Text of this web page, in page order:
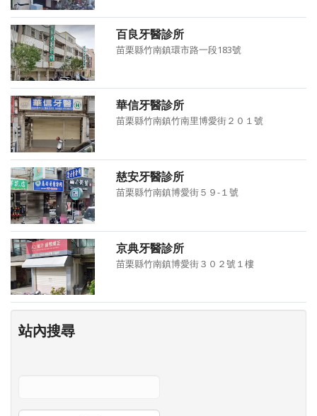
百良牙醫診所
苗栗縣竹南鎮環市路一段183號
華信牙醫診所
苗栗縣竹南鎮竹南里博愛街２０１號
慈安牙醫診所
苗栗縣竹南鎮博愛街５９-１號
京典牙醫診所
苗栗縣竹南鎮博愛街３０２號１樓
站內搜尋